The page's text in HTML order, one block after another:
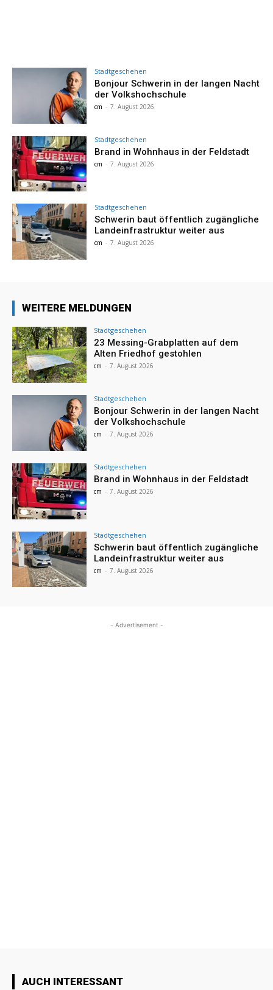
Stadtgeschehen
Bonjour Schwerin in der langen Nacht
der Volkshochschule
cm - 7. August 2026
Stadtgeschehen
Brand in Wohnhaus in der Feldstadt
cm - 7. August 2026
Stadtgeschehen
Schwerin baut öffentlich zugängliche
Landeinfrastruktur weiter aus
cm - 7. August 2026
WEITERE MELDUNGEN
Stadtgeschehen
23 Messing-Grabplatten auf dem
Alten Friedhof gestohlen
cm - 7. August 2026
Stadtgeschehen
Bonjour Schwerin in der langen Nacht
der Volkshochschule
cm - 7. August 2026
Stadtgeschehen
Brand in Wohnhaus in der Feldstadt
cm - 7. August 2026
Stadtgeschehen
Schwerin baut öffentlich zugängliche
Landeinfrastruktur weiter aus
cm - 7. August 2026
- Advertisement -
AUCH INTERESSANT